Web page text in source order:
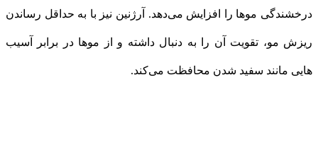
درخشندگی موها را افزایش می‌دهد. آرژنین نیز با به حداقل رساندن
ریزش مو، تقویت آن را به دنبال داشته و از موها در برابر آسیب
هایی مانند سفید شدن محافظت می‌کند.